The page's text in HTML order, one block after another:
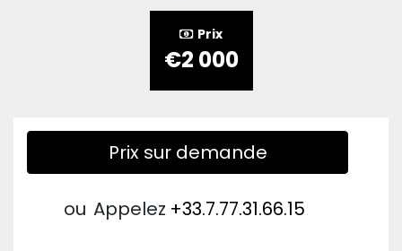
Prix
€2 000
Prix sur demande
ou Appelez +33.7.77.31.66.15